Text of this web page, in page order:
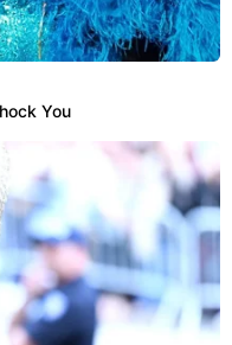
regionais entre
You